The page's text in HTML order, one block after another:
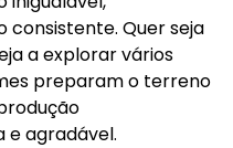
consistente. Quer seja
a explorar vários
preparam o terreno
e agradável.